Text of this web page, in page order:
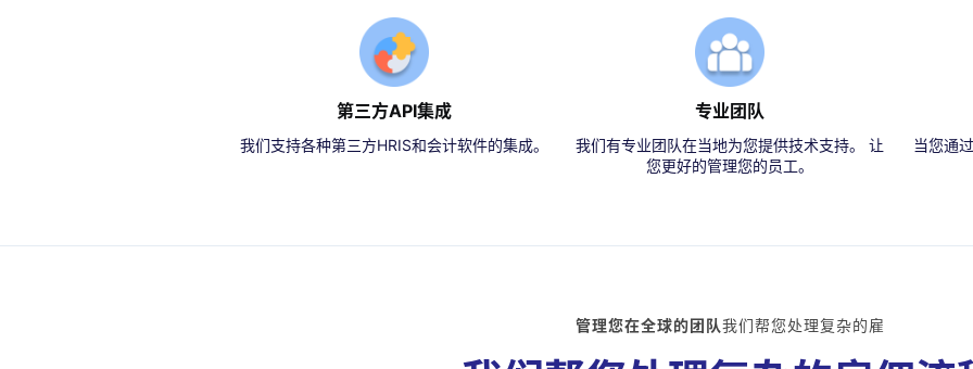
第三方API集成
我们支持各种第三方HRIS和会计软件的集成。
专业团队
我们有专业团队在当地为您提供技术支持。 让
您更好的管理您的员工。
当您通
管理您在全球的团队我们帮您处理复杂的雇